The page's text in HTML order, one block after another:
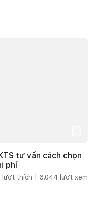
tư vấn cách chọn
phí
lượt thích | 6.044 lượt xem